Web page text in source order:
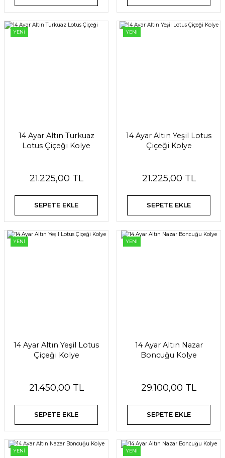
YENİ
14 Ayar Altın Turkuaz
Lotus Çiçeği Kolye
21.225,00 TL
SEPETE EKLE
YENİ
14 Ayar Altın Yeşil Lotus
Çiçeği Kolye
21.225,00 TL
SEPETE EKLE
YENİ
14 Ayar Altın Yeşil Lotus
Çiçeği Kolye
21.450,00 TL
SEPETE EKLE
YENİ
14 Ayar Altın Nazar
Boncuğu Kolye
29.100,00 TL
SEPETE EKLE
YENİ YENİ